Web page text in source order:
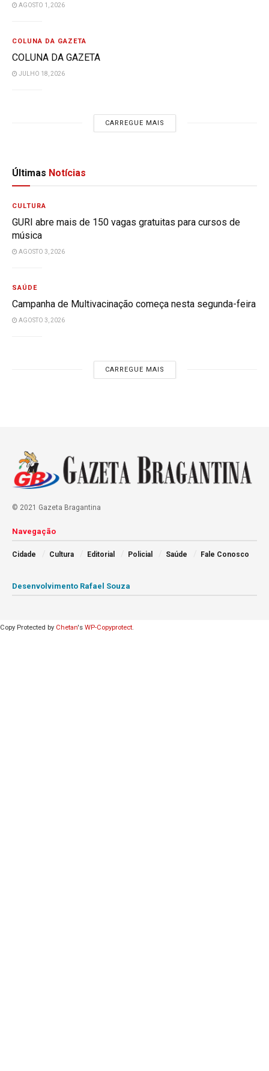
AGOSTO 1, 2026
COLUNA DA GAZETA
COLUNA DA GAZETA
JULHO 18, 2026
CARREGUE MAIS
Últimas Notícias
CULTURA
GURI abre mais de 150 vagas gratuitas para cursos de
música
AGOSTO 3, 2026
SAÚDE
Campanha de Multivacinação começa nesta segunda-feira
AGOSTO 3, 2026
CARREGUE MAIS
© 2021 Gazeta Bragantina
Navegação
Cidade Cultura Editorial Policial Saúde Fale Conosco
Desenvolvimento Rafael Souza
Copy Protected by Chetan's WP-Copyprotect.